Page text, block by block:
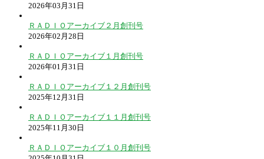
2026年03月31日
ＲＡＤＩＯアーカイブ２月創刊号
2026年02月28日
ＲＡＤＩＯアーカイブ１月創刊号
2026年01月31日
ＲＡＤＩＯアーカイブ１２月創刊号
2025年12月31日
ＲＡＤＩＯアーカイブ１１月創刊号
2025年11月30日
ＲＡＤＩＯアーカイブ１０月創刊号